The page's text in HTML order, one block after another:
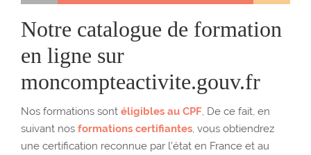
Notre catalogue de formation
en ligne sur
moncompteactivite.gouv.fr
Nos formations sont éligibles au CPF, De ce fait, en
suivant nos formations certifiantes, vous obtiendrez
une certification ​reconnue par l’état en France et au